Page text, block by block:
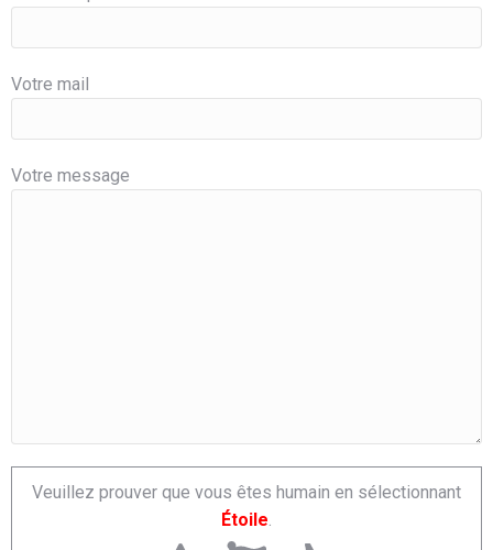
Votre mail
Votre message
Veuillez prouver que vous êtes humain en sélectionnant
Étoile.